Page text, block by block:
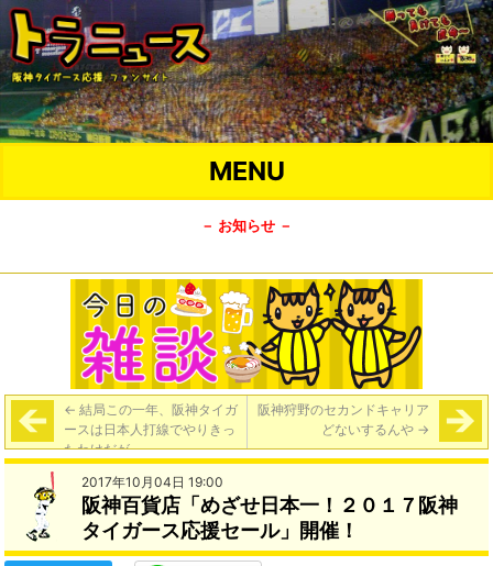
MENU
－ お知らせ －
← 結局この一年、阪神タイガ
ースは日本人打線でやりきっ
たわけだが
阪神狩野のセカンドキャリア
どないするんや →
2017年10月04日 19:00
阪神百貨店「めざせ日本一！２０１７阪神
タイガース応援セール」開催！